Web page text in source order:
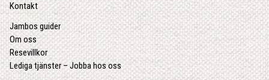
Kontakt
Jambos guider
Om oss
Resevillkor
Lediga tjänster – Jobba hos oss